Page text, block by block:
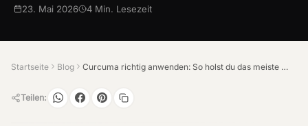
23. Mai 2026 4 Min. Lesezeit
Startseite Blog Curcuma richtig anwenden: So holst du das meiste raus
Teilen: